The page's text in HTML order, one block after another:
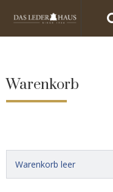
Warenkorb
Warenkorb leer